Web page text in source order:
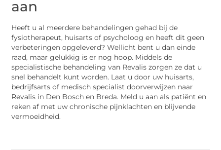
aan
Heeft u al meerdere behandelingen gehad bij de
fysiotherapeut, huisarts of psycholoog en heeft dit geen
verbeteringen opgeleverd? Wellicht bent u dan einde
raad, maar gelukkig is er nog hoop. Middels de
specialistische behandeling van Revalis zorgen ze dat u
snel behandelt kunt worden. Laat u door uw huisarts,
bedrijfsarts of medisch specialist doorverwijzen naar
Revalis in Den Bosch en Breda. Meld u aan als patiënt en
reken af met uw chronische pijnklachten en blijvende
vermoeidheid.